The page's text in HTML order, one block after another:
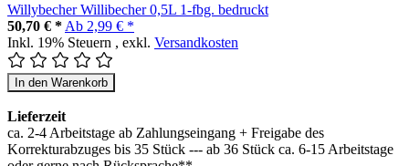
Willybecher Willibecher 0,5L 1-fbg. bedruckt
50,70 € * Ab 2,99 € *
Inkl. 19% Steuern , exkl. Versandkosten
In den Warenkorb
Lieferzeit
ca. 2-4 Arbeitstage ab Zahlungseingang + Freigabe des
Korrekturabzuges bis 35 Stück --- ab 36 Stück ca. 6-15 Arbeitstage